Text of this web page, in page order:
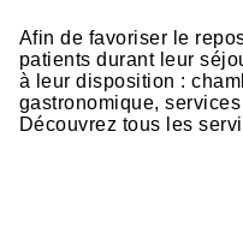
Afin de favoriser le
patients durant leur
à leur disposition :
gastronomique,
Découvrez tous les